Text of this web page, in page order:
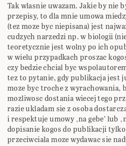
Tak wlasnie uwazam. Jakie by nie
przepisy, to dla mnie umowa
(tez moze byc niepisana) jest
cudzych narzedzi np. w biologii
teoretycznie jest wolny po ich
w wielu przypadkach proszac
czy bedzie chcial byc
tez to pytanie, gdy publikacja jest
moze byc troche z wyrachowania,
mozliwosc dostania wiecej tego
razie ukladam sie z osoba
i respektuje umowy ‚na gebe’ lub
dopisanie kogos do publikacji
przeciwciala moze wydawac sie